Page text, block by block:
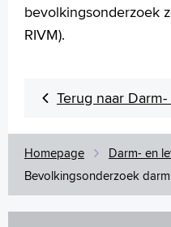
bevolkingsonderzoek
RIVM).
Terug naar
Homepage
Darm- en
Bevolkingsonderzoek